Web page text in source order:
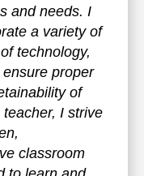
and needs. I
a variety of
technology,
proper
of
I strive
classroom